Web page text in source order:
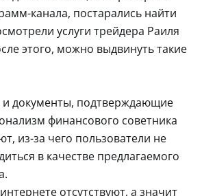
канала, постарались найти
услуги трейдера Раиля
этого, можно выдвинуть такие
документы, подтверждающие
финансового советника
из-за чего пользователи не
в качестве предлагаемого
отсутствуют, а значит